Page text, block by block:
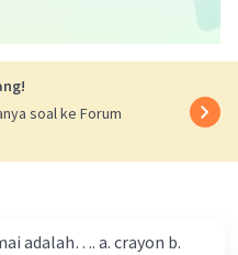
soal ke Forum
adalah…. a. crayon b.